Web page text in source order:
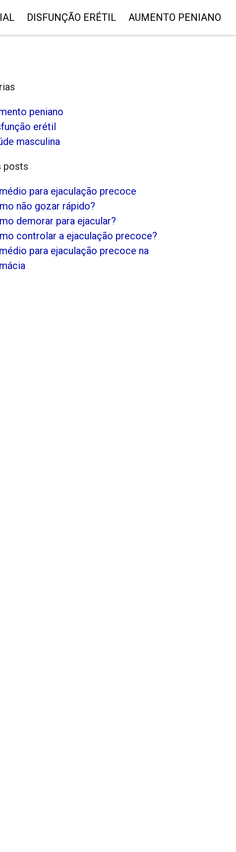
DISFUNÇÃO ERÉTIL AUMENTO PENIANO
peniano
erétil
masculina
posts
para ejaculação precoce
não gozar rápido?
demorar para ejacular?
controlar a ejaculação precoce?
para ejaculação precoce na